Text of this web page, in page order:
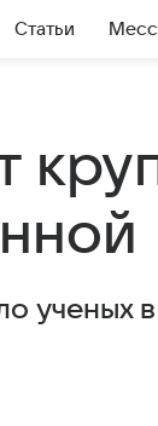
Статьи
ученых